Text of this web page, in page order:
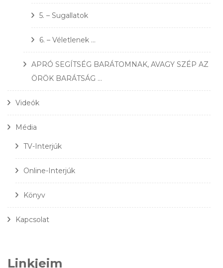
5. – Sugallatok
6. – Véletlenek …
APRÓ SEGÍTSÉG BARÁTOMNAK, AVAGY SZÉP AZ
ÖRÖK BARÁTSÁG …
Videók
Média
TV-Interjúk
Online-Interjúk
Könyv
Kapcsolat
Linkjeim